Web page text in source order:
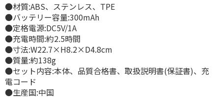
●材質:ABS、ステンレス、TPE
●バッテリー容量:300mAh
●定格電源:DC5V/1A
●充電時間:約2.5時間
●寸法:W22.7×H8.2×D4.8cm
●質量:約138g
●セット内容:本体、品質合格書、取扱説明書(保証書)、充
電コード
●生産国:中国